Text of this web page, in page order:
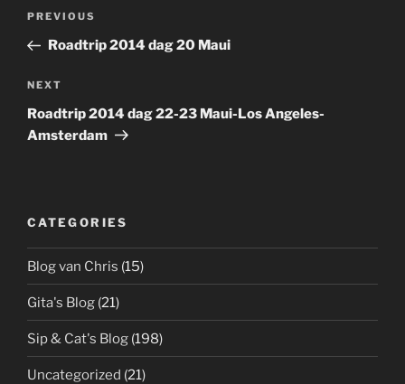
Previous
Post
PREVIOUS
Roadtrip 2014 dag 20 Maui
Next
Post
NEXT
Roadtrip 2014 dag 22-23 Maui-Los Angeles-
Amsterdam
CATEGORIES
Blog van Chris (15)
Gita's Blog (21)
Sip & Cat's Blog (198)
Uncategorized (21)